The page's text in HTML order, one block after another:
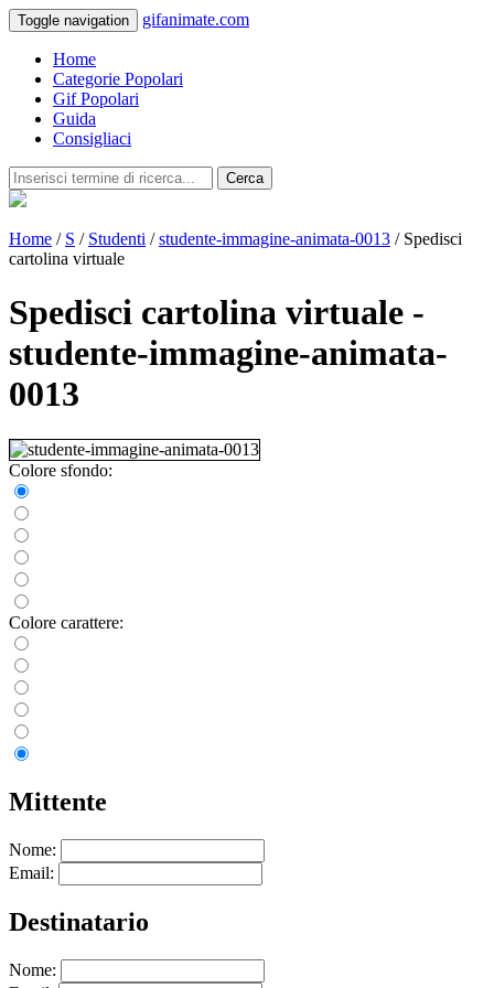
Toggle navigation gifanimate.com
Home
Categorie Popolari
Gif Popolari
Guida
Consigliaci
Cerca
Home / S / Studenti /studente-immagine-animata-0013 / Spedisci
cartolina virtuale
Spedisci cartolina virtuale -
studente-immagine-animata-
0013
Colore sfondo:
Colore carattere:
Mittente
Nome:
Email:
Destinatario
Nome: